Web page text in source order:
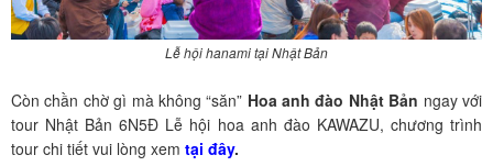
Lễ hội hanami tại Nhật Bản
Còn chần chờ gì mà không “săn” Hoa anh đào Nhật Bản ngay với
tour Nhật Bản 6N5Đ Lễ hội hoa anh đào KAWAZU, chương trình
tour chi tiết vui lòng xem tại đây.